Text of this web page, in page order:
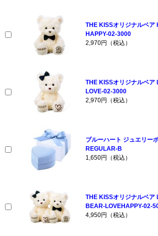
THE KISSオリジナルベア
HAPPY-02-3000
2,970円（税込）
THE KISSオリジナルベア
LOVE-02-3000
2,970円（税込）
ブルーハート ジュエリー
REGULAR-B
1,650円（税込）
THE KISSオリジナルベア
BEAR-LOVEHAPPY-02-
4,950円（税込）